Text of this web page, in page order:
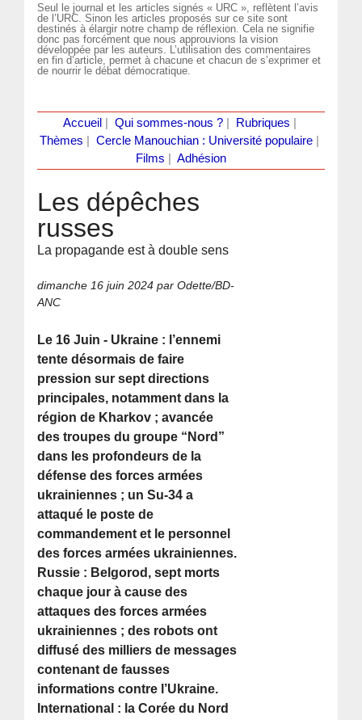
Seul le journal et les articles signés « URC », reflètent l’avis
de l’URC. Sinon les articles proposés sur ce site sont
destinés à élargir notre champ de réflexion. Cela ne signifie
donc pas forcément que nous approuvions la vision
développée par les auteurs. L’utilisation des commentaires
en fin d’article, permet à chacune et chacun de s’exprimer et
de nourrir le débat démocratique.
Accueil Qui sommes-nous ?| Rubriques
Thèmes
Cercle Manouchian : Université populaire
Films
Adhésion
Les dépêches
russes
La propagande est à double sens
dimanche 16 juin 2024 par Odette/BD-
ANC
Le 16 Juin - Ukraine : l’ennemi
tente désormais de faire
pression sur sept directions
principales, notamment dans la
région de Kharkov ; avancée
des troupes du groupe “Nord”
dans les profondeurs de la
défense des forces armées
ukrainiennes ; un Su-34 a
attaqué le poste de
commandement et le personnel
des forces armées ukrainiennes.
Russie : Belgorod, sept morts
chaque jour à cause des
attaques des forces armées
ukrainiennes ; des robots ont
diffusé des milliers de messages
contenant de fausses
informations contre l’Ukraine.
International : la Corée du Nord